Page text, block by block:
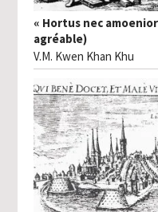
« Hortus nec
agréable)
V.M. Kwen Khan Khu